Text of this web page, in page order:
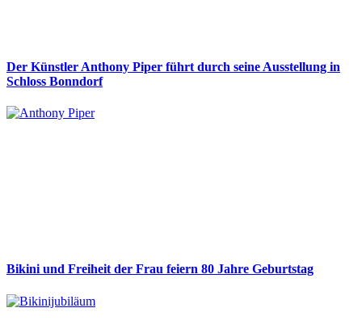
Der Künstler Anthony Piper führt durch seine Ausstellung in
Schloss Bonndorf
Bikini und Freiheit der Frau feiern 80 Jahre Geburtstag